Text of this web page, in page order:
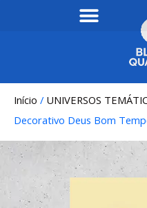
Início / UNIVERSOS
Decorativo Deus Bom